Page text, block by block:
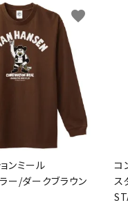
ンミール
ー/ダークブラウン
favorite
コ
ス